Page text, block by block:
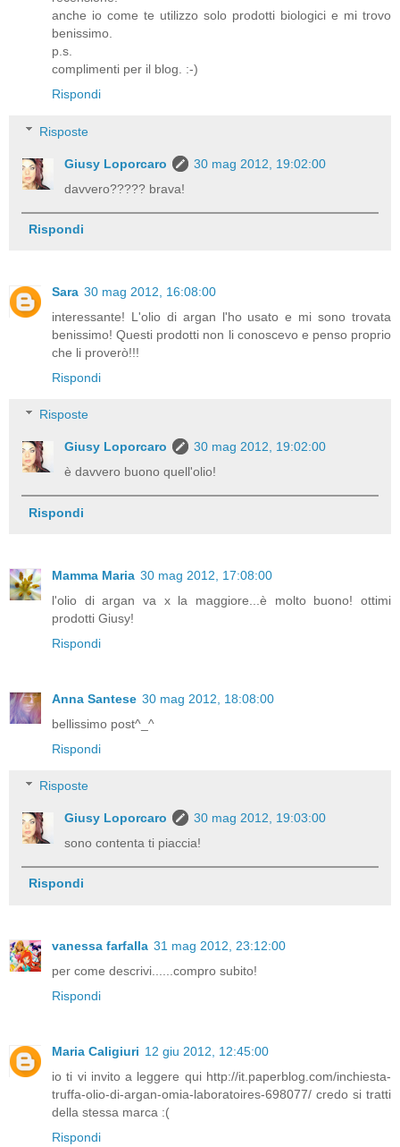
anche io come te utilizzo solo prodotti biologici e mi trovo
benissimo.
p.s.
complimenti per il blog. :-)
Rispondi
Risposte
Giusy Loporcaro
30 mag 2012, 19:02:00
davvero????? brava!
Rispondi
Sara 30 mag 2012, 16:08:00
interessante! L'olio di argan l'ho usato e mi sono trovata
benissimo! Questi prodotti non li conoscevo e penso proprio
che li proverò!!!
Rispondi
Risposte
Giusy Loporcaro
30 mag 2012, 19:02:00
è davvero buono quell'olio!
Rispondi
Mamma Maria 30 mag 2012, 17:08:00
l'olio di argan va x la maggiore...è molto buono! ottimi
prodotti Giusy!
Rispondi
Anna Santese 30 mag 2012, 18:08:00
bellissimo post^_^
Rispondi
Risposte
Giusy Loporcaro
30 mag 2012, 19:03:00
sono contenta ti piaccia!
Rispondi
vanessa farfalla 31 mag 2012, 23:12:00
per come descrivi......compro subito!
Rispondi
Maria Caligiuri 12 giu 2012, 12:45:00
io ti vi invito a leggere qui http://it.paperblog.com/inchiesta-
truffa-olio-di-argan-omia-laboratoires-698077/ credo si tratti
della stessa marca :(
Rispondi